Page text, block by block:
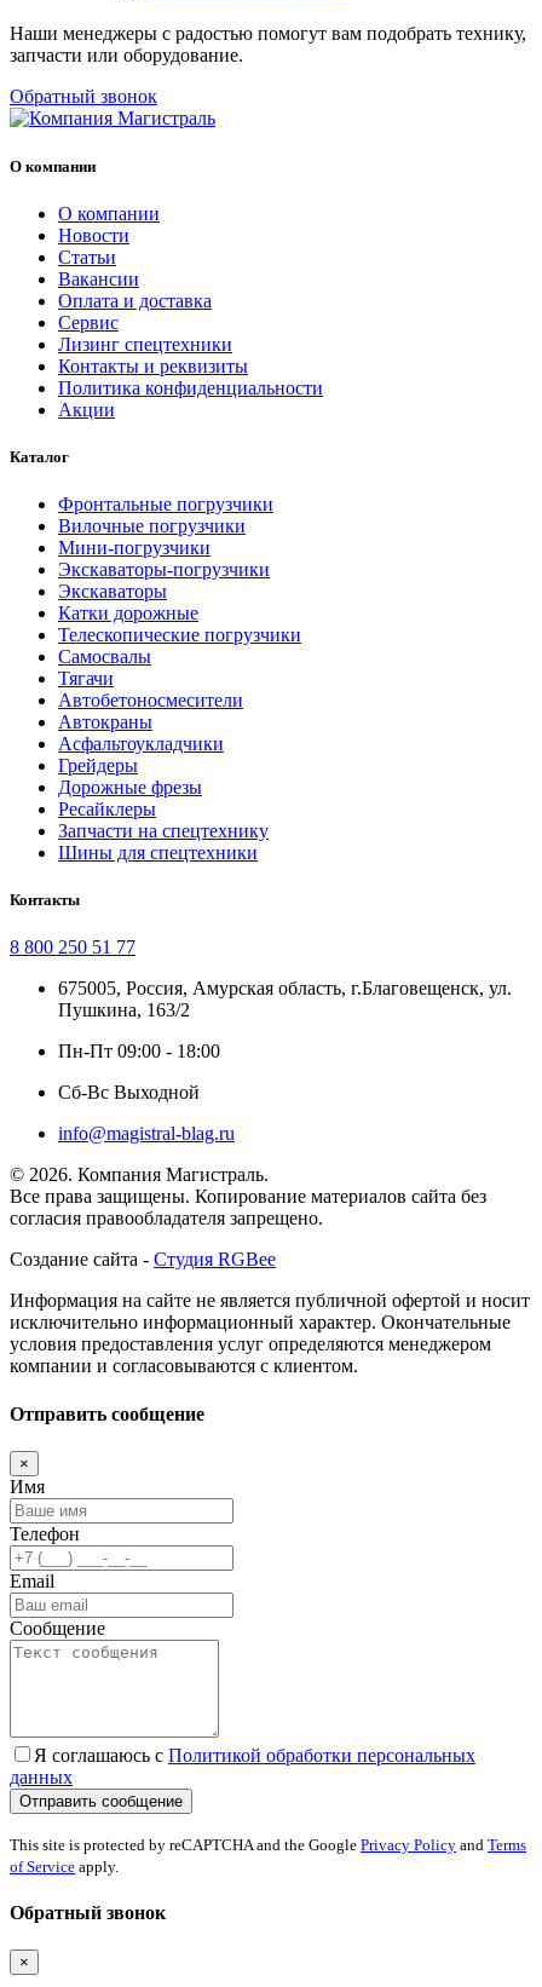
Наши менеджеры с радостью помогут вам подобрать технику,
запчасти или оборудование.
Обратный звонок
О компании
О компании
Новости
Статьи
Вакансии
Оплата и доставка
Сервис
Лизинг спецтехники
Контакты и реквизиты
Политика конфиденциальности
Акции
Каталог
Фронтальные погрузчики
Вилочные погрузчики
Мини-погрузчики
Экскаваторы-погрузчики
Экскаваторы
Катки дорожные
Телескопические погрузчики
Самосвалы
Тягачи
Автобетоносмесители
Автокраны
Асфальтоукладчики
Грейдеры
Дорожные фрезы
Ресайклеры
Запчасти на спецтехнику
Шины для спецтехники
Контакты
8 800 250 51 77
675005, Россия, Амурская область, г.Благовещенск, ул.
Пушкина, 163/2
Пн-Пт 09:00 - 18:00
Сб-Вс Выходной
info@magistral-blag.ru
© 2026. Компания Магистраль.
Все права защищены. Копирование материалов сайта без
согласия правообладателя запрещено.
Создание сайта - Студия RGBee
Информация на сайте не является публичной офертой и носит
исключительно информационный характер. Окончательные
условия предоставления услуг определяются менеджером
компании и согласовываются с клиентом.
Отправить сообщение
×
Имя
Телефон
Email
Сообщение
Я соглашаюсь с Политикой обработки персональных
данных
This site is protected by reCAPTCHA and the Google Privacy Policy and Terms
of Service apply.
Обратный звонок
×